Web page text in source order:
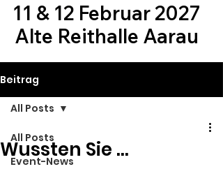
11 & 12 Februar 2027
Alte Reithalle Aarau
Beitrag
All Posts
Event-News
All Posts
Wussten Sie ...